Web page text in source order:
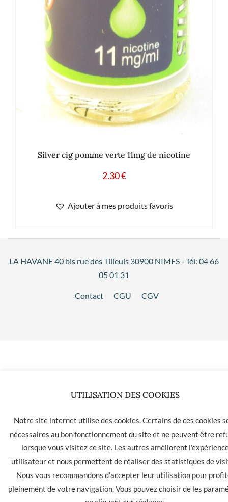
Silver cig pomme verte 11mg de nicotine
2.30€
Ajouter à mes produits favoris
LA HAVANE 40 bis rue des Tilleuls 30900 NIMES - Tél: 04 66
05 01 31
Contact CGU CGV
UTILISATION DES COOKIES
Notre site internet utilise des cookies. Certains de ces cookies
nécessaires au bon fonctionnement du site et ne peuvent être
lorsque vous visitez ce site. Les autres améliorent
utilisateur et nous permettent de réaliser des statistiques de
Nous vous recommandons d'accepter leur utilisation pour
pleinement de votre navigation. Vous pouvez choisir de les